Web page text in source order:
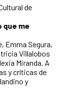
de
que me
Emma Segura,
Villalobos
Miranda. A
y críticas de
y